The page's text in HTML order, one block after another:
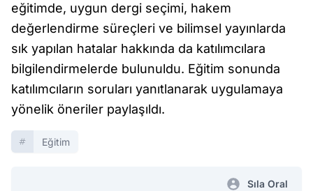
eğitimde, uygun dergi seçimi, hakem
değerlendirme süreçleri ve bilimsel yayınlarda
sık yapılan hatalar hakkında da katılımcılara
bilgilendirmelerde bulunuldu. Eğitim sonunda
katılımcıların soruları yanıtlanarak uygulamaya
yönelik öneriler paylaşıldı.
Eğitim
Sıla Oral